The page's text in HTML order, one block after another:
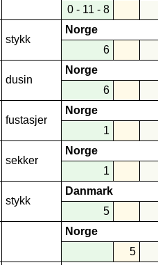
0 - 11 - 8
stykk
Norge
6
dusin
Norge
6
fustasjer
Norge
1
sekker
Norge
1
stykk
Danmark
5
Norge
5